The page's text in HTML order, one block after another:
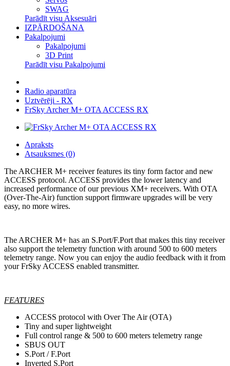
SWAG
Parādīt visu Aksesuāri
IZPĀRDOŠANA
Pakalpojumi
Pakalpojumi
3D Print
Parādīt visu Pakalpojumi
Radio aparatūra
Uztvērēji - RX
FrSky Archer M+ OTA ACCESS RX
Apraksts
Atsauksmes (0)
The ARCHER M+ receiver features its tiny form factor and new
ACCESS protocol. ACCESS provides the lower latency and
increased performance of our previous XM+ receivers. With OTA
(Over-The-Air) function support firmware upgrades will be very
easy, no more wires.
The ARCHER M+ has an S.Port/F.Port that makes this tiny receiver
also support the telemetry function with around 500 to 600 meters
telemetry range. Now you can enjoy the audio feedback with it from
your FrSky ACCESS enabled transmitter.
FEATURES
ACCESS protocol with Over The Air (OTA)
Tiny and super lightweight
Full control range & 500 to 600 meters telemetry range
SBUS OUT
S.Port / F.Port
Inverted S.Port